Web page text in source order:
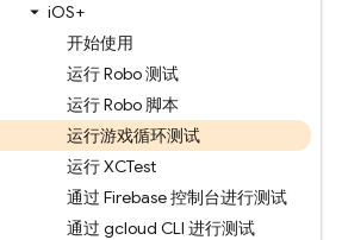
iOS+
开始使用
运行 Robo 测试
运行 Robo 脚本
运行游戏循环测试
运行 XCTest
通过 Firebase 控制台进行测试
通过 gcloud CLI 进行测试